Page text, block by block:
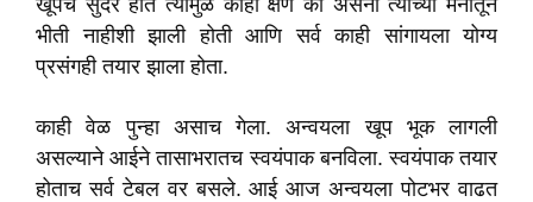
खूपच सुंदर होत त्यामुळे काही क्षण का असेना त्याच्या मनातून
भीती नाहीशी झाली होती आणि सर्व काही सांगायला योग्य
प्रसंगही तयार झाला होता.
काही वेळ पुन्हा असाच गेला. अन्वयला खूप भूक लागली
असल्याने आईने तासाभरातच स्वयंपाक बनविला. स्वयंपाक तयार
होताच सर्व टेबल वर बसले. आई आज अन्वयला पोटभर वाढत